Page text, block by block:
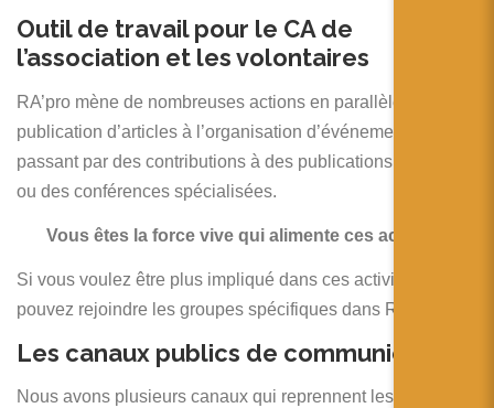
Outil de travail pour le CA de
l’association et les volontaires
RA’pro mène de nombreuses actions en parallèle, de la
publication d’articles à l’organisation d’événements en
passant par des contributions à des publications externes
ou des conférences spécialisées.
Vous êtes la force vive qui alimente ces actions !
Si vous voulez être plus impliqué dans ces activités, vous
pouvez rejoindre les groupes spécifiques dans RAtelier.
Les canaux publics de communication
Nous avons plusieurs canaux qui reprennent les articles